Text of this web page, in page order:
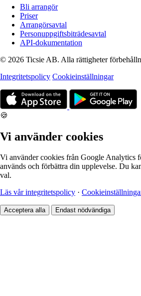
Bli arrangör
Priser
Arrangörsavtal
Personuppgiftsbiträdesavtal
API-dokumentation
© 2026 Ticsie AB. Alla rättigheter
Integritetspolicy Cookieinställningar
🍪
Vi använder cookies
Vi använder cookies från Google Analytics
används och förbättra din upplevelse. Du
val.
Läs vår integritetspolicy ·
Acceptera alla Endast nödvändiga